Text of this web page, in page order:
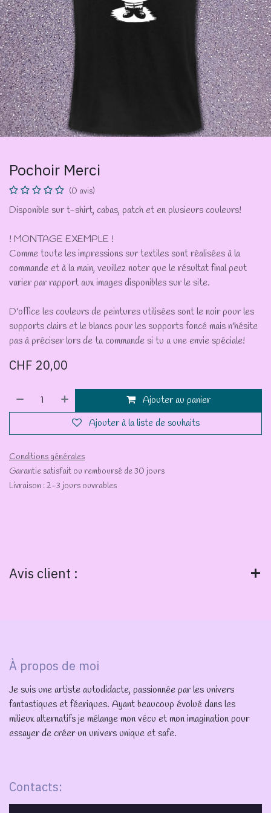
Pochoir Merci
(0 avis)
Disponible sur t-shirt, cabas, patch et en plusieurs couleurs!
! MONTAGE EXEMPLE !
Comme toute les impressions sur textiles sont réalisées à la
commande et à la main, veuillez noter que le résultat final peut
varier par rapport aux images disponibles sur le site.
D'office les couleurs de peintures utilisées sont le noir pour les
supports clairs et le blancs pour les supports foncé mais n'hésite
pas à préciser lors de ta commande si tu a une envie spéciale!
CHF 20,00
Ajouter au panier
Ajouter à la liste de souhaits
Conditions générales
Garantie satisfait ou remboursé de 30 jours
Livraison : 2-3 jours ouvrables
Avis client :
À propos de moi
Je suis une artiste autodidacte, passionnée par les univers
fantastiques et féeriques. Ayant beaucoup évolué dans les
milieux alternatifs je mélange mon vécu et mon imagination pour
essayer de créer un univers unique et safe.
Contacts: